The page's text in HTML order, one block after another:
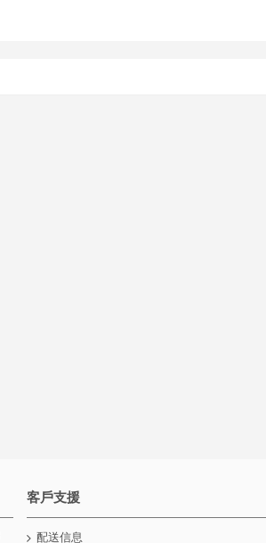
客戶支援
配送信息